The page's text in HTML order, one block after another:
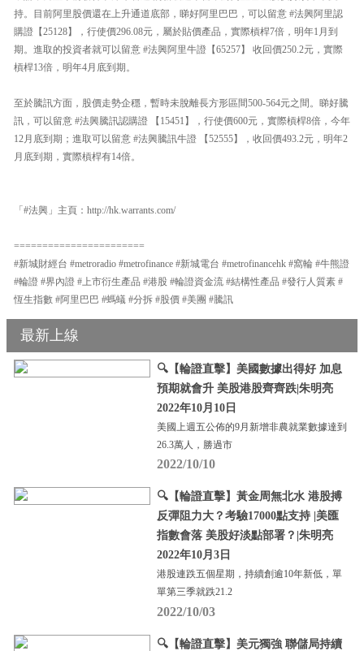
持。目前阿里股價還在上升通道底部，睇好阿里巴巴，可以留意 #法興阿里認
購證【25128】，行使價296.08元，屬於貼價產品，實際槓桿7倍，明年1月到
期。進取的投資者就可以留意 #法興阿里牛證【65257】 收回價250.2元，實際
槓桿13倍，明年4月底到期。
至於騰訊方面，股價走勢企穩，暫時未脫離長方形區間500-564元之間。睇好騰
訊，可以留意 #法興騰訊認購證 【15451】，行使價600元，實際槓桿8倍，今年
12月底到期；進取可以留意 #法興騰訊牛證 【52555】，收回價493.2元，明年2
月底到期，實際槓桿有14倍。
「#法興」主頁：http://hk.warrants.com/
=======================
#新城財經台 #metroradio #metrofinance #新城電台 #metrofinancehk #窩輪 #牛熊證
#輪證 #界內證 #上市衍生產品 #港股 #輪證資金流 #結構性產品 #發行人質素 #
恆生指數 #阿里巴巴 #螞蟻 #分拆 #股價 #美團 #騰訊
最新上線
🔍【輪證直擊】美國數據出得好 加息
預期就會升 美股港股齊齊跌|朱明亮
2022年10月10日
美國上週五公佈的9月新增非農就業數據達到
26.3萬人，勝過市
2022/10/10
🔍【輪證直擊】黃金周無北水 港股搏
反彈阻力大？考驗17000點支持 |美匯
指數會落 美股好淡點部署？|朱明亮
2022年10月3日
港股連跌五個星期，持續創逾10年新低，單
單第三季就跌21.2
2022/10/03
🔍【輪證直擊】美元獨強 聯儲局持續